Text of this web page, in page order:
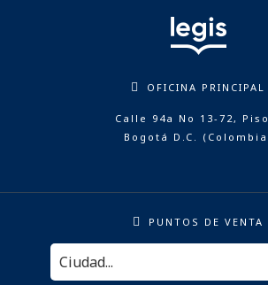
OFICINA PRINCIPAL
Calle 94a No 13-72,
Bogotá D.C.
PUNTOS DE VENTA